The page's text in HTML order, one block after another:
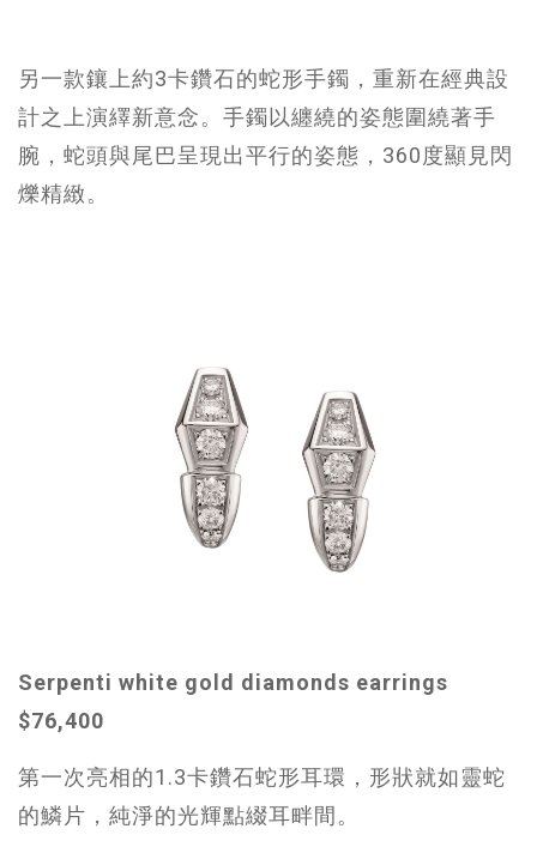
另一款鑲上約3卡鑽石的蛇形手鐲，重新在經典設
計之上演繹新意念。手鐲以纏繞的姿態圍繞著手
腕，蛇頭與尾巴呈現出平行的姿態，360度顯見閃
爍精緻。
Serpenti white gold diamonds earrings
$76,400
第一次亮相的1.3卡鑽石蛇形耳環，形狀就如靈蛇
的鱗片，純淨的光輝點綴耳畔間。